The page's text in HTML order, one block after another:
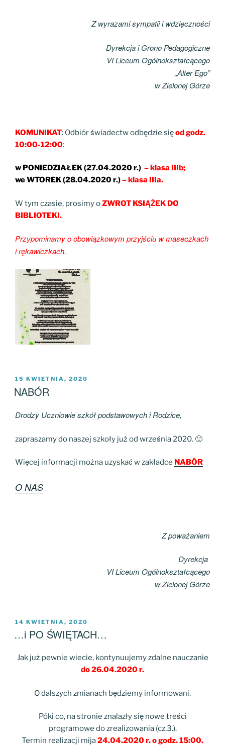
Z wyrazami sympatii i wdzięczności
Dyrekcja i Grono Pedagogiczne
VI Liceum Ogólnokształcącego
„Alter Ego”
w Zielonej Górze
KOMUNIKAT: Odbiór świadectw odbędzie sięod godz.
10:00-12:00:
w PONIEDZIAŁEK (27.04.2020 r.) – klasa IIIb;
we WTOREK (28.04.2020 r.)– klasa IIIa.
W tym czasie, prosimy oZWROT KSIĄŻEK DO
BIBLIOTEKI.
Przypominamy o obowiązkowym przyjściu w maseczkach
i rękawiczkach.
OPUBLIKOWANE
W
15 KWIETNIA, 2020
NABÓR
Drodzy Uczniowie szkół podstawowych i Rodzice,
zapraszamy do naszej szkoły już od września 2020. 🙂
Więcej informacji można uzyskać w zakładce NABÓR
O NAS
Z poważaniem
Dyrekcja
VI Liceum Ogólnokształcącego
w Zielonej Górze
OPUBLIKOWANE
14 KWIETNIA, 2020
…i PO ŚWIĘTACH…
Jak już pewnie wiecie, kontynuujemy zdalne nauczanie
do 26.04.2020 r.
O dalszych zmianach będziemy informowani.
Póki co, na stronie znalazły się nowe treści
programowe do zrealizowania (cz.3.).
Termin realizacji mija24.04.2020 r. o godz. 15:00.